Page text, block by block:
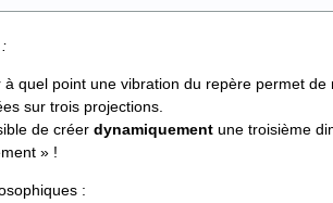
quel point une vibration du repère permet
sur trois projections.
de créer dynamiquement une troisième
» !
: